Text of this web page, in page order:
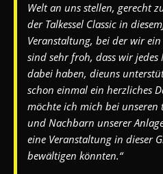
Welt an uns stellen, gerecht
der Talkessel Classic in
Veranstaltung, bei der wir
sind sehr froh, dass wir
dabei haben, dieuns
schon einmal ein herzliches
möchte ich mich bei unseren
und Nachbarn unserer
eine Veranstaltung in dieser
bewältigen könnten.“